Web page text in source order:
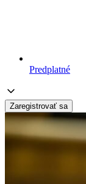
Predplatné
Zaregistrovať sa